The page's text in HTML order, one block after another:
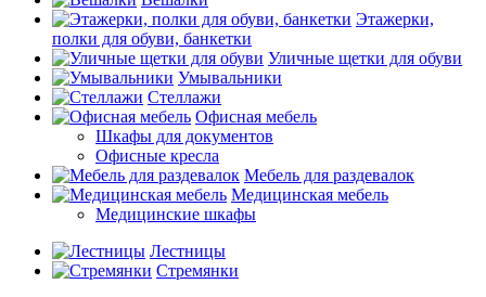
Этажерки,
полки для обуви, банкетки
Уличные щетки для обуви
Умывальники
Стеллажи
Офисная мебель
Шкафы для документов
Офисные кресла
Мебель для раздевалок
Медицинская мебель
Медицинские шкафы
Лестницы
Стремянки